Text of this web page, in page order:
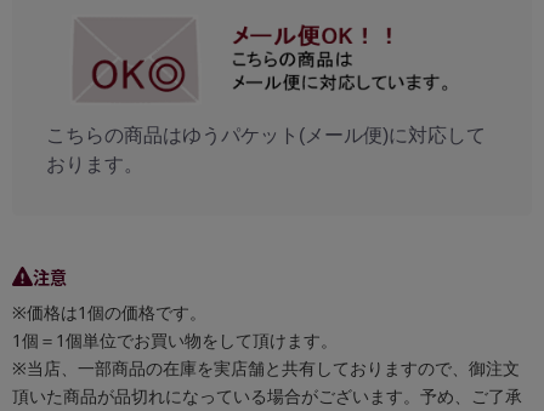
こちらの商品はゆうパケット(メール便)に対応して
おります。
注意
※価格は1個の価格です。
1個＝1個単位でお買い物をして頂けます。
※当店、一部商品の在庫を実店舗と共有しておりますので、御注文
頂いた商品が品切れになっている場合がございます。予め、ご了承